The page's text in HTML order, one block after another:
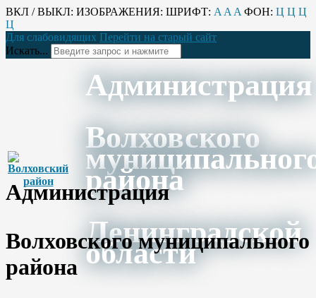
ВКЛ / ВЫКЛ: ИЗОБРАЖЕНИЯ: ШРИФТ: A A A ФОН: Ц Ц Ц
Ц
Для слабовидящих Перейти на старый сайт
Искать...
Администрация
Волховского
района
Ленинградской
области
Администрация
Волховского муниципального
района